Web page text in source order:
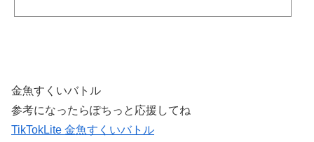
金魚すくいバトル
参考になったらぽちっと応援してね
TikTokLite 金魚すくいバトル